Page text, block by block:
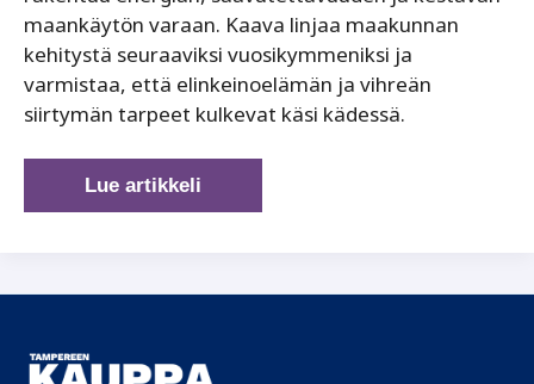
maankäytön varaan. Kaava linjaa maakunnan
kehitystä seuraaviksi vuosikymmeniksi ja
varmistaa, että elinkeinoelämän ja vihreän
siirtymän tarpeet kulkevat käsi kädessä.
Etelän
suunta
Lue artikkeli